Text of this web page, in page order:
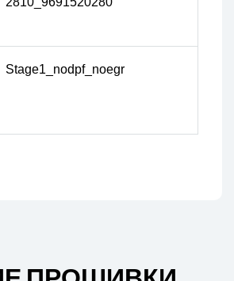
Stage1_nodpf_noegr